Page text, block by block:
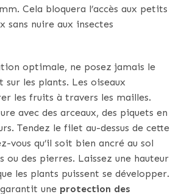
Cela bloquera l’accès aux petits
sans nuire aux insectes
optimale, ne posez jamais le
les plants. Les oiseaux
les fruits à travers les mailles.
avec des arceaux, des piquets en
Tendez le filet au-dessus de cette
vous qu’il soit bien ancré au sol
ou des pierres. Laissez une hauteur
les plants puissent se développer.
une protection des